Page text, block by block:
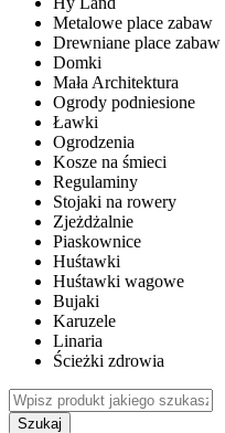
Metalowe place zabaw
Drewniane place zabaw
Domki
Mała Architektura
Ogrody podniesione
Ławki
Ogrodzenia
Kosze na śmieci
Regulaminy
Stojaki na rowery
Zjeżdżalnie
Piaskownice
Huśtawki
Huśtawki wagowe
Bujaki
Karuzele
Linaria
Ścieżki zdrowia
Szukaj